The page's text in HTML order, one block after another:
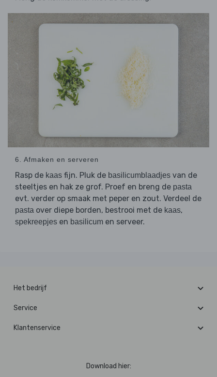
6. Afmaken en serveren
Rasp de kaas fijn. Pluk de basilicumblaadjes van de
steeltjes en hak ze grof. Proef en breng de pasta
evt. verder op smaak met peper en zout. Verdeel de
pasta over diepe borden, bestrooi met de kaas,
spekreepjes en basilicum en serveer.
Het bedrijf
Service
Klantenservice
Download hier: